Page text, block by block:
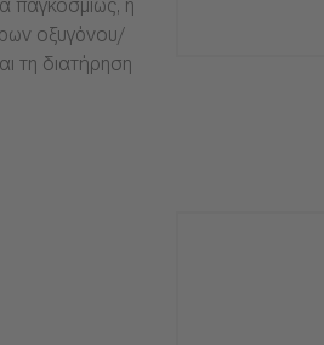
παγκοσμίως, η
οξυγόνου/
τη διατήρηση